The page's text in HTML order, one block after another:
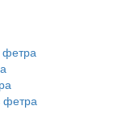
фетра
фетра